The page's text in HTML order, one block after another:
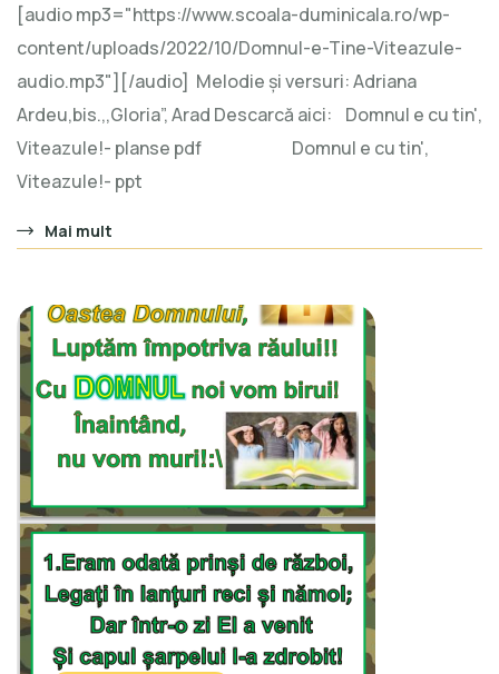
[audio mp3="https://www.scoala-duminicala.ro/wp-
content/uploads/2022/10/Domnul-e-Tine-Viteazule-
audio.mp3"][/audio] Melodie și versuri: Adriana
Ardeu,bis.,,Gloria”, Arad Descarcă aici: Domnul e cu tin',
Viteazule!- planse pdf Domnul e cu tin',
Viteazule!- ppt
Mai mult